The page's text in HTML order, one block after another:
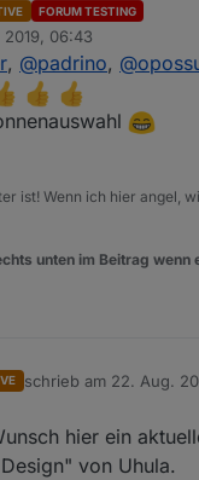
FORUM TESTING
2019, 06:43
, @padrino, @
ist! Wenn ich hier angel,
unten im Beitrag wenn
schrieb am 22. Aug.
zuletzt editiert von
hier ein
von Uhula.